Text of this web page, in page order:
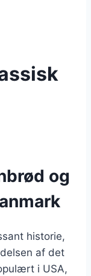
og
historie,
af det
i USA,